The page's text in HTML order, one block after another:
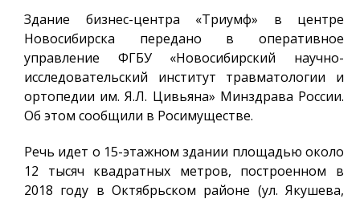
Здание бизнес-центра «Триумф» в центре
Новосибирска передано в оперативное
управление ФГБУ «Новосибирский научно-
исследовательский институт травматологии и
ортопедии им. Я.Л. Цивьяна» Минздрава России.
Об этом сообщили в Росимуществе.
Речь идет о 15-этажном здании площадью около
12 тысяч квадратных метров, построенном в
2018 году в Октябрьском районе (ул. Якушева,